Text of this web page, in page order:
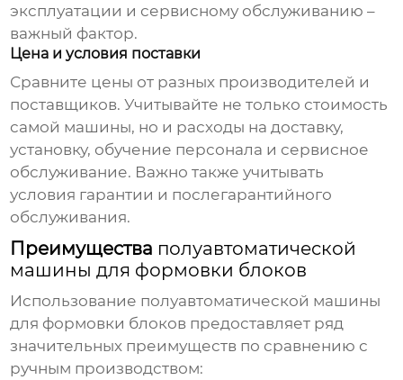
эксплуатации и сервисному обслуживанию –
важный фактор.
Цена и условия поставки
Сравните цены от разных производителей и
поставщиков. Учитывайте не только стоимость
самой машины, но и расходы на доставку,
установку, обучение персонала и сервисное
обслуживание. Важно также учитывать
условия гарантии и послегарантийного
обслуживания.
Преимущества полуавтоматической
машины для формовки блоков
Использование полуавтоматической машины
для формовки блоков предоставляет ряд
значительных преимуществ по сравнению с
ручным производством: